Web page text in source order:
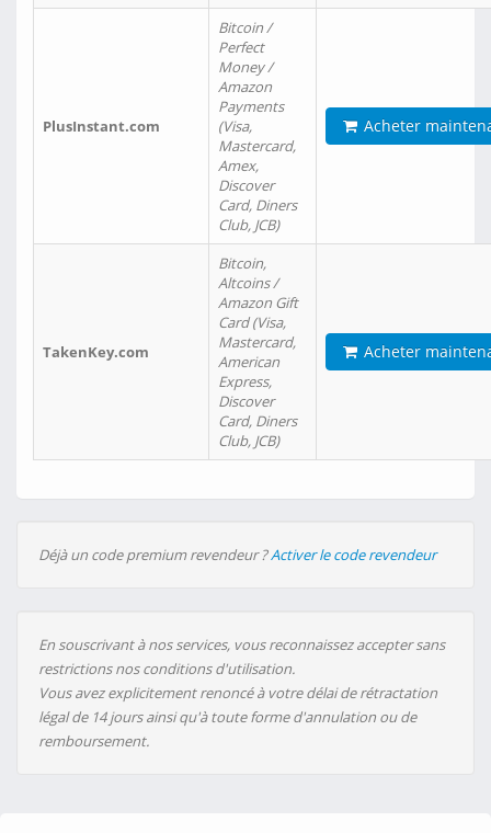
PlusInstant.com
Bitcoin /
Perfect
Money /
Amazon
Payments
(Visa,
Mastercard,
Amex,
Discover
Card, Diners
Club, JCB)
Acheter
TakenKey.com
Bitcoin,
Altcoins /
Amazon Gift
Card (Visa,
Mastercard,
American
Express,
Discover
Card, Diners
Club, JCB)
Acheter
Déjà un code premium revendeur ?Activer le code revendeur
En souscrivant à nos services, vous reconnaissez accepter sans
restrictions nos conditions d'utilisation.
Vous avez explicitement renoncé à votre délai de rétractation
légal de 14 jours ainsi qu'à toute forme d'annulation ou de
remboursement.